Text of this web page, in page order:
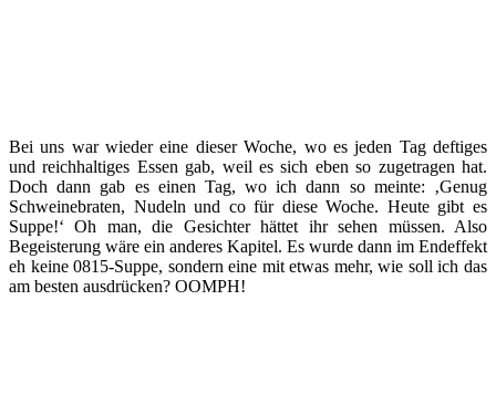
Bei uns war wieder eine dieser Woche, wo es jeden Tag deftiges
und reichhaltiges Essen gab, weil es sich eben so zugetragen hat.
Doch dann gab es einen Tag, wo ich dann so meinte: ‚Genug
Schweinebraten, Nudeln und co für diese Woche. Heute gibt es
Suppe!‘ Oh man, die Gesichter hättet ihr sehen müssen. Also
Begeisterung wäre ein anderes Kapitel. Es wurde dann im Endeffekt
eh keine 0815-Suppe, sondern eine mit etwas mehr, wie soll ich das
am besten ausdrücken? OOMPH!